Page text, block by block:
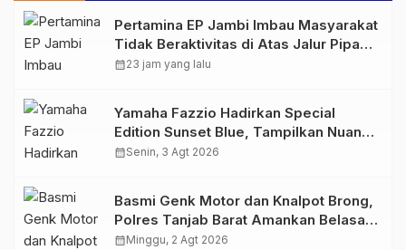
Pertamina EP Jambi Imbau Masyarakat
Tidak Beraktivitas di Atas Jalur Pipa
Migas Demi Keselamatan Bersama
calendar_month23 jam yang lalu
Yamaha Fazzio Hadirkan Special
Edition Sunset Blue, Tampilkan Nuansa
Retro Summer yang Semakin Skena
calendar_monthSenin, 3 Agt 2026
Basmi Genk Motor dan Knalpot Brong,
Polres Tanjab Barat Amankan Belasan
Kendaraan
calendar_monthMinggu, 2 Agt 2026